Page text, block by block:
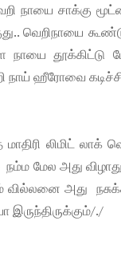
நாயை சாக்கு
வெறிநாயை
தூக்கிட்டு
ஹீரோவை
லிமிட் லாக்
மேல அது
வில்லனை அது
இருந்திருக்கும்/./